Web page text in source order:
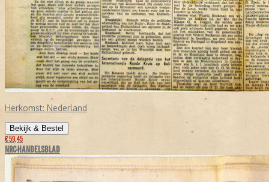
Herkomst: Nederland
Bekijk & Bestel
€ 59,45
NRC-HANDELSBLAD